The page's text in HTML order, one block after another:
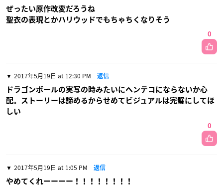
ぜったい原作改変だろうね
聖衣の表現とかハリウッドでもちゃちくなりそう
0
2017年5月19日 at 12:30 PM 返信
ドラゴンボールの実写の時みたいにヘンテコにならないか心
配。ストーリーは諦めるからせめてビジュアルは完璧にしてほ
しい
0
2017年5月19日 at 1:05 PM 返信
やめてくれーーーー！！！！！！！！